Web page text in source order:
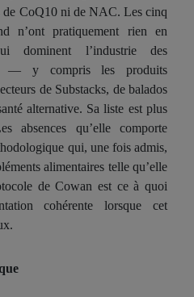
de CoQ10 ni de NAC. Les cinq
n’ont pratiquement rien en
dominent l’industrie des
— y compris les produits
de Substacks, de balados
alternative. Sa liste est plus
absences qu’elle comporte
qui, une fois admis,
alimentaires telle qu’elle
de Cowan est ce à quoi
cohérente lorsque cet